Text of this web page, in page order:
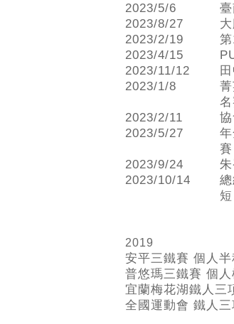
2023/5/6
2023/8/27
2023/2/19
2023/4/15
2023/11/12
2023/1/8
2023/2/11
2023/5/27
賽
2023/9/24
2023/10/14
短
2019
安平三鐵賽 個人
普悠瑪三鐵賽 個
宜蘭梅花湖鐵人三
全國運動會 鐵人